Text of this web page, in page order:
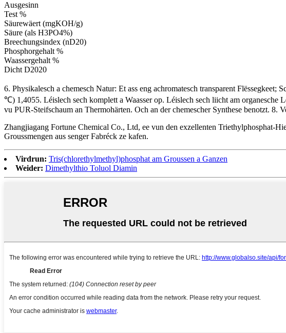
Ausgesinn
Test %
Säurewäert (mgKOH/g)
Säure (als H3PO4%)
Breechungsindex (nD20)
Phosphorgehalt %
Waassergehalt %
Dicht D2020
6. Physikalesch a chemesch Natur: Et ass eng achromatesch transparent
℃) ​​1,4055. Léislech sech komplett a Waasser op. Léislech sech liicht am
vu PUR-Steifschaum an Thermohärten. Och an der chemescher Synthese benotzt.
Zhangjiagang Fortune Chemical Co., Ltd, ee vun den exzellenten Triethylphosphat-
Groussmengen aus senger Fabréck ze kafen.
Virdrun: Tris(chlorethylmethyl)phosphat am Groussen a Ganzen
Weider: Dimethylthio Toluol Diamin